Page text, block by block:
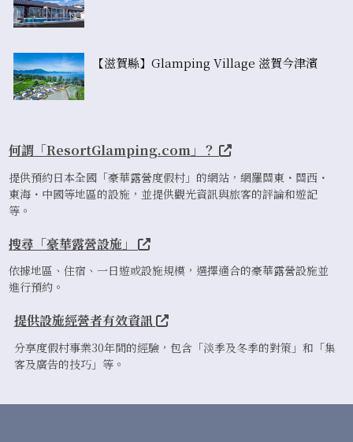
【滋賀縣】Glamping Village 滋賀今津濱
何謂「ResortGlamping.com」？
提供預約日本全國「豪華露營度假村」的網站，網羅關東・關西・
東海・中國等地區的設施，並提供觀光資訊與旅客的評論和遊記
等。
搜尋「豪華露營設施」
依據地區、住宿、一日遊或設施規模，選擇適合的豪華露營設施並
進行預約。
提供設施經營者有效資訊
分享度假村事業30年間的經驗，包含「淡季及冬季的對策」和「集
客及廣告的技巧」等。